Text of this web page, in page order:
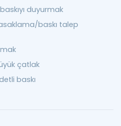
baskıyı duyurmak
baskı talep
çatlak
baskı